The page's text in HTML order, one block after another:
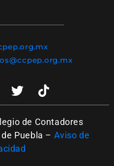
de Contadores
Puebla – Aviso de